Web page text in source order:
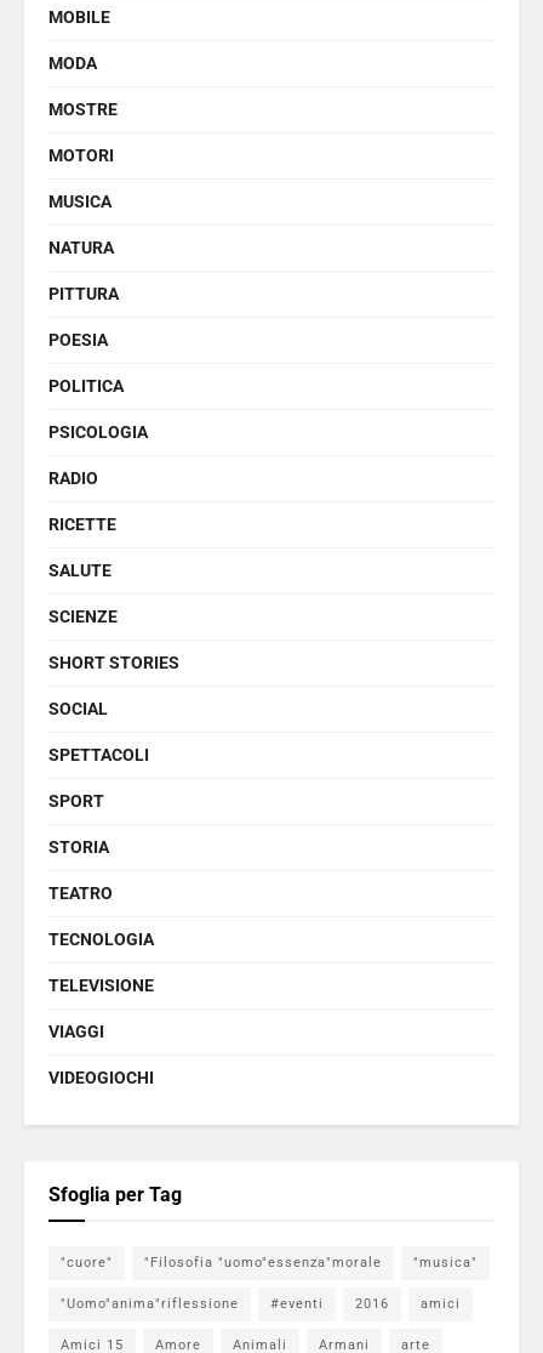
MOBILE
MODA
MOSTRE
MOTORI
MUSICA
NATURA
PITTURA
POESIA
POLITICA
PSICOLOGIA
RADIO
RICETTE
SALUTE
SCIENZE
SHORT STORIES
SOCIAL
SPETTACOLI
SPORT
STORIA
TEATRO
TECNOLOGIA
TELEVISIONE
VIAGGI
VIDEOGIOCHI
Sfoglia per Tag
"cuore" "Filosofia "uomo"essenza"morale "musica"
"Uomo"anima"riflessione #eventi 2016 amici
Amici 15 Amore Animali Armani arte